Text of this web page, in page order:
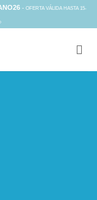
- OFERTA VÁLIDA HASTA 15-